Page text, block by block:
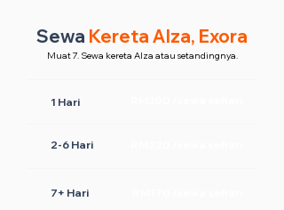
Sewa Kereta Alza, Exora
Muat 7. Sewa kereta Alza atau setandingnya.
1 Hari
2-6 Hari
7+ Hari